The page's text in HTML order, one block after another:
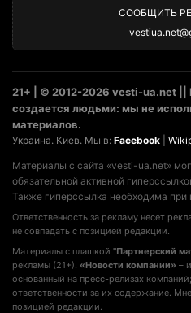
СООБЩИТЬ
21+ | © 2012-2026 vesti-ua.net ||
создается людьми: мы не
материалов.
Украина. Киев. Мы в: Facebook
Материалы с сайта «vesti-ua.net»
обязательной активной
Также гиперссылка необходима при
Ответственность за рекламу несет
не совпадать с позицией редакции.
Материалы с плашкой "Партнерский
рекламы (21+). «Новости компании» –
основанный на пресс-релизах
ответственности за их содержание.
позицией редакции.